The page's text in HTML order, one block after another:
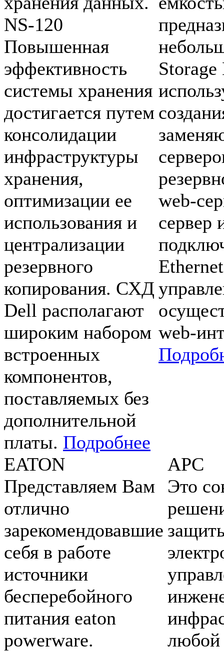
NS-120
Повышенная
эффективность
системы хранения
достигается путем
консолидации
инфраструктуры
хранения,
оптимизации ее
использования и
централизации
резервного
копирования. СХД
Dell располагают
широким набором
встроенных
компонентов,
поставляемых без
дополнительной
платы. Подробнее
web-
сервер
web-
EATON
Представляем Вам
отлично
зарекомендовавшие
себя в работе
источники
бесперебойного
питания eaton
powerware.
APC
Это
любой